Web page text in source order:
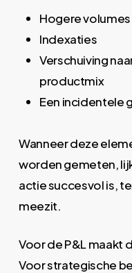
Hogere volumes
Indexaties
Verschuiving
productmix
Een incidentele
Wanneer deze
worden gemeten,
actie succesvol is,
meezit.
Voor de P&L maakt
Voor strategische